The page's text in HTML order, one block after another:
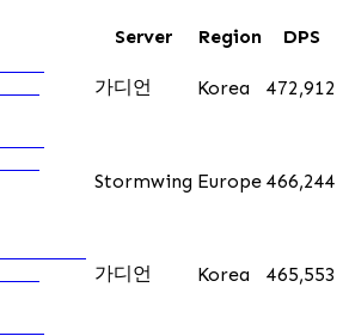
Server Region DPS
가디언 Korea 472,912
Stormwing Europe 466,244
가디언 Korea 465,553